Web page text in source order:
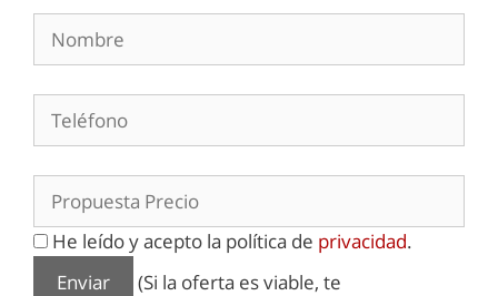
He leído y acepto la política de privacidad.
(Si la oferta es viable, te